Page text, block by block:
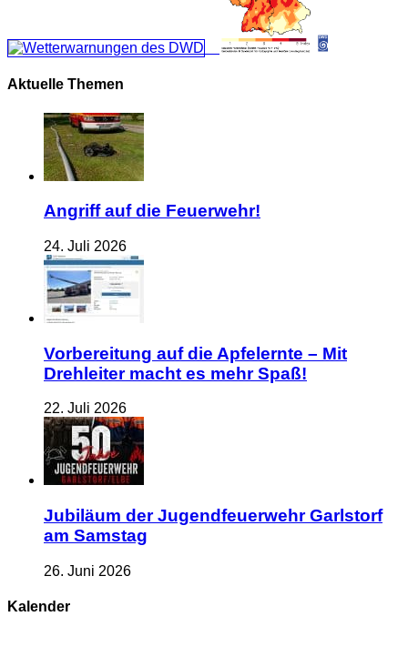
Aktuelle Themen
Angriff auf die Feuerwehr!
24. Juli 2026
Vorbereitung auf die Apfelernte – Mit
Drehleiter macht es mehr Spaß!
22. Juli 2026
Jubiläum der Jugendfeuerwehr Garlstorf
am Samstag
26. Juni 2026
Kalender